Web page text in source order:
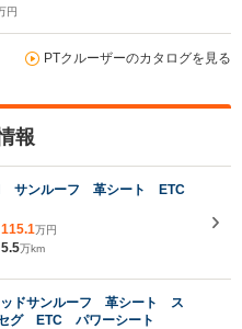
円
PTクルーザーのカタログを見る
報
サンルーフ 革シート ETC
115.1万円
5.5万km
ッドサンルーフ 革シート ス
グ ETC パワーシート